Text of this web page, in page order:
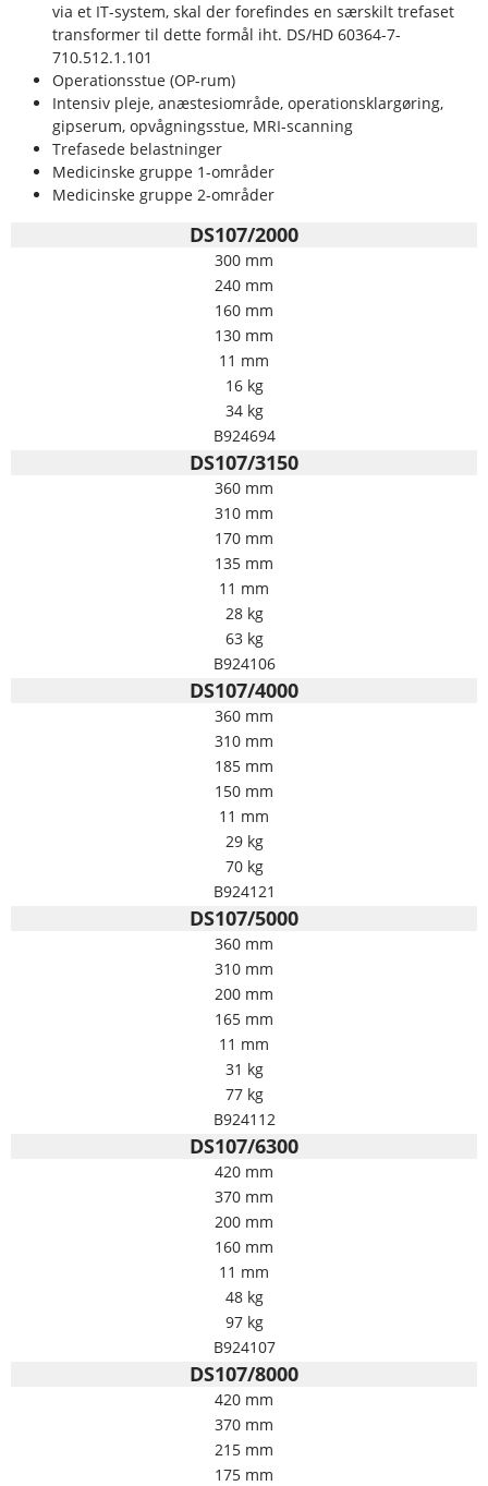
via et IT-system, skal der forefindes en særskilt trefaset
transformer til dette formål iht. DS/HD 60364-7-
710.512.1.101
Operationsstue (OP-rum)
Intensiv pleje, anæstesiområde, operationsklargøring,
gipserum, opvågningsstue, MRI-scanning
Trefasede belastninger
Medicinske gruppe 1-områder
Medicinske gruppe 2-områder
DS107/2000
300 mm
240 mm
160 mm
130 mm
11 mm
16 kg
34 kg
B924694
DS107/3150
360 mm
310 mm
170 mm
135 mm
11 mm
28 kg
63 kg
B924106
DS107/4000
360 mm
310 mm
185 mm
150 mm
11 mm
29 kg
70 kg
B924121
DS107/5000
360 mm
310 mm
200 mm
165 mm
11 mm
31 kg
77 kg
B924112
DS107/6300
420 mm
370 mm
200 mm
160 mm
11 mm
48 kg
97 kg
B924107
DS107/8000
420 mm
370 mm
215 mm
175 mm